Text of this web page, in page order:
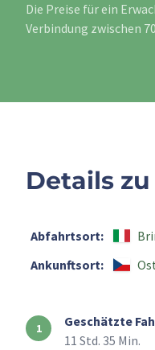
Die Preise für ein
Verbindung zwischen
Details
Abfahrtsort:
Ankunftsort:
Geschätzte
11 Std. 35 Min.